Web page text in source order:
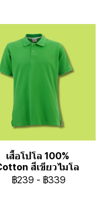
เสื้อโปโล 100%
สีเขียวไมโล
฿239 - ฿339